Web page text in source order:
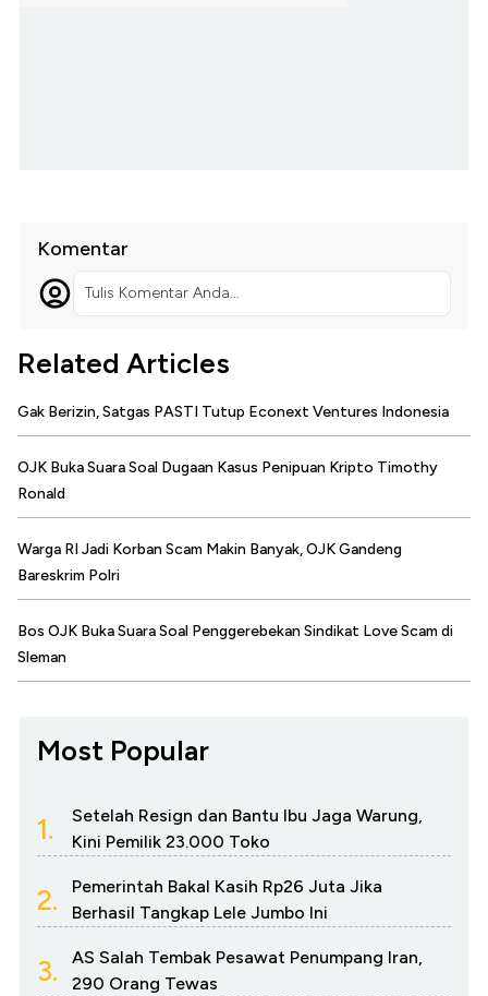
Komentar
Tulis Komentar Anda...
Related Articles
Gak Berizin, Satgas PASTI Tutup Econext Ventures Indonesia
OJK Buka Suara Soal Dugaan Kasus Penipuan Kripto Timothy
Ronald
Warga RI Jadi Korban Scam Makin Banyak, OJK Gandeng
Bareskrim Polri
Bos OJK Buka Suara Soal Penggerebekan Sindikat Love Scam di
Sleman
Most Popular
1.
Setelah Resign dan Bantu Ibu Jaga Warung,
Kini Pemilik 23.000 Toko
2.
Pemerintah Bakal Kasih Rp26 Juta Jika
Berhasil Tangkap Lele Jumbo Ini
3.
AS Salah Tembak Pesawat Penumpang Iran,
290 Orang Tewas